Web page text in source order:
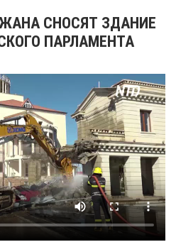
СНОСЯТ ЗДАНИЕ
ПАРЛАМЕНТА